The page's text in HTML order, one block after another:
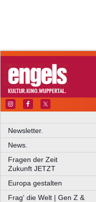
Newsletter.
News.
Fragen der Zeit
Zukunft JETZT
Europa gestalten
Frag' die Welt | Gen Z &